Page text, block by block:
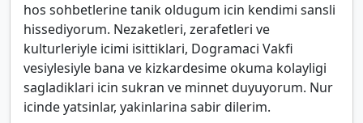
hos sohbetlerine tanik oldugum icin kendimi sansli
hissediyorum. Nezaketleri, zerafetleri ve
kulturleriyle icimi isittiklari, Dogramaci Vakfi
vesiylesiyle bana ve kizkardesime okuma kolayligi
sagladiklari icin sukran ve minnet duyuyorum. Nur
icinde yatsinlar, yakinlarina sabir dilerim.